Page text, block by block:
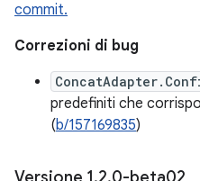
commit.
Correzioni di bug
predefiniti che
(b/157169835)